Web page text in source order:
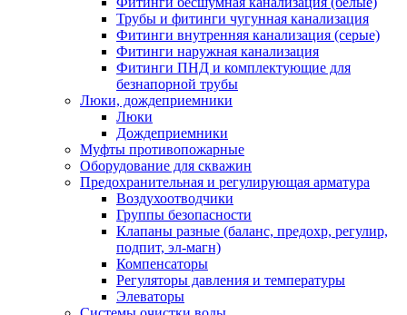
Трубы и фитинги чугунная канализация
Фитинги внутренняя канализация (серые)
Фитинги наружная канализация
Фитинги ПНД и комплектующие для
безнапорной трубы
Люки, дождеприемники
Люки
Дождеприемники
Муфты противопожарные
Оборудование для скважин
Предохранительная и регулирующая арматура
Воздухоотводчики
Группы безопасности
Клапаны разные (баланс, предохр, регулир,
подпит, эл-магн)
Компенсаторы
Регуляторы давления и температуры
Элеваторы